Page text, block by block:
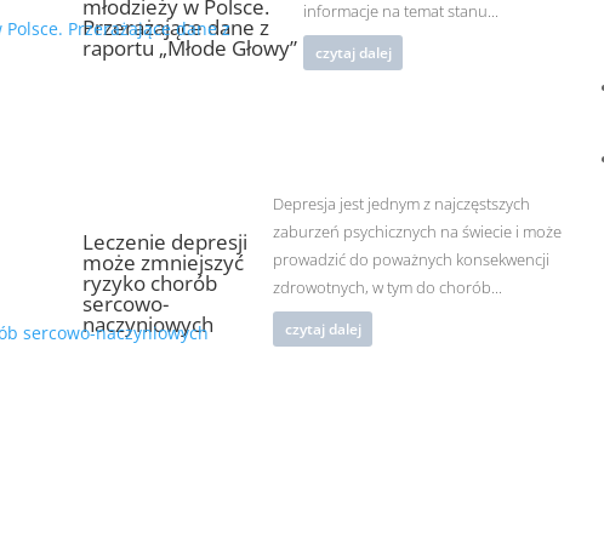
młodzieży w Polsce.
Przerażające dane z
raportu „Młode Głowy”
informacje na temat stanu...
czytaj dalej
Leczenie depresji
może zmniejszyć
ryzyko chorób
sercowo-
naczyniowych
Depresja jest jednym z najczęstszych
zaburzeń psychicznych na świecie i może
prowadzić do poważnych konsekwencji
zdrowotnych, w tym do chorób...
czytaj dalej